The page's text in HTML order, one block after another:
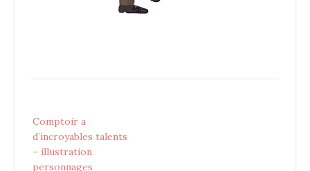
navigation
Comptoir a
d’incroyables talents
– illustration
personnages